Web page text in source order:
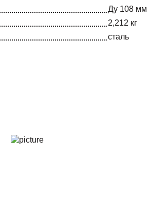
Ду 108 мм
2,212 кг
сталь